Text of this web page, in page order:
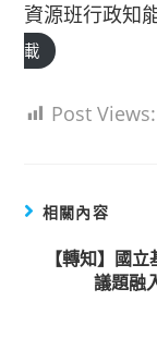
資源班行政知
載
Post Views:
相關內容
【轉知】國
議題融